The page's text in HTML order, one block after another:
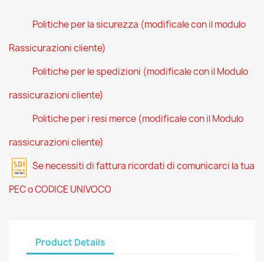
Politiche per la sicurezza (modificale con il modulo
Rassicurazioni cliente)
Politiche per le spedizioni (modificale con il Modulo
rassicurazioni cliente)
Politiche per i resi merce (modificale con il Modulo
rassicurazioni cliente)
Se necessiti di fattura ricordati di comunicarci la tua
PEC o CODICE UNIVOCO
Product Details